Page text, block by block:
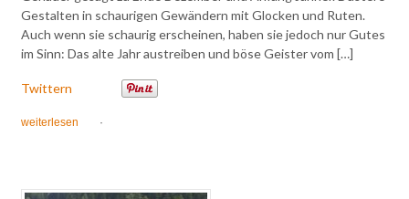
Gestalten in schaurigen Gewändern mit Glocken und Ruten.
Auch wenn sie schaurig erscheinen, haben sie jedoch nur Gutes
im Sinn: Das alte Jahr austreiben und böse Geister vom […]
Twittern
weiterlesen ·